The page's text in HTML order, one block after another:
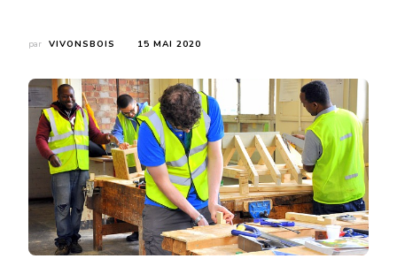
par VIVONSBOIS 15 MAI 2020